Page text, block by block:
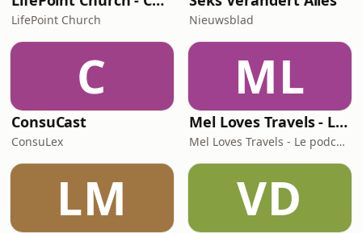
LifePoint Church Nieuwsblad
C
ConsuCast
ConsuLex
ML
Mel Loves Travels - Le podcast belge du voyage
Mel Loves Travels - Le podcast belge du voyage
LM VD